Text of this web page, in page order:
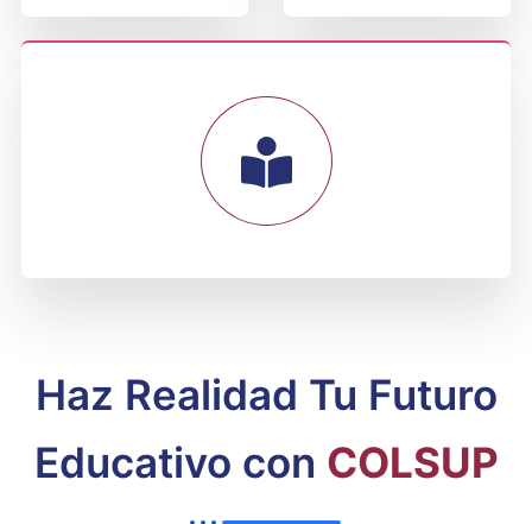
DESARROLLO PROFESIONAL
Haz Realidad Tu Futuro
Educativo con COLSUP